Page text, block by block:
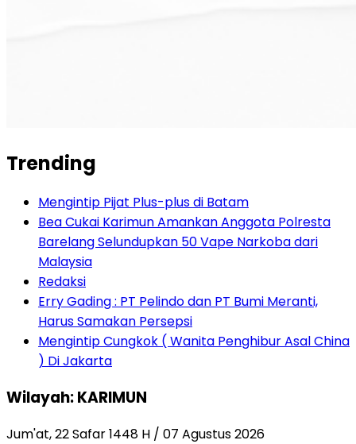
Trending
Mengintip Pijat Plus-plus di Batam
Bea Cukai Karimun Amankan Anggota Polresta
Barelang Selundupkan 50 Vape Narkoba dari
Malaysia
Redaksi
Erry Gading : PT Pelindo dan PT Bumi Meranti,
Harus Samakan Persepsi
Mengintip Cungkok ( Wanita Penghibur Asal China
) Di Jakarta
Wilayah: KARIMUN
Jum'at, 22 Safar 1448 H / 07 Agustus 2026